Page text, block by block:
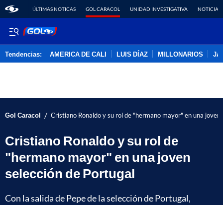
ÚLTIMAS NOTICAS GOL CARACOL UNIDAD INVESTIGATIVA NOTICIAS
Tendencias: AMERICA DE CALI LUIS DÍAZ MILLONARIOS
Gol Caracol / Cristiano Ronaldo y su rol de "hermano mayor" en una joven
Cristiano Ronaldo y su rol de
"hermano mayor" en una joven
selección de Portugal
Con la salida de Pepe de la selección de Portugal,